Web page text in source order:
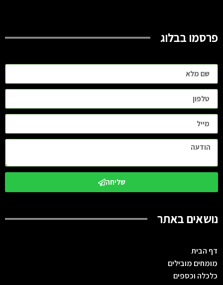
פרסמו בבלוג
שליחה
נושאים באתר
דף הבית
מומחים מובילים
כלכלה וכספים